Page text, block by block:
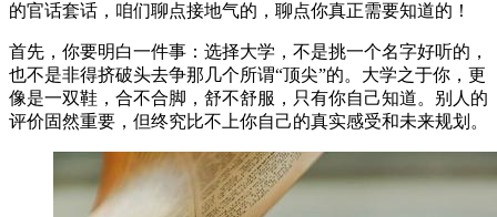
的官话套话，咱们聊点接地气的，聊点你真正需要知道的！
首先，你要明白一件事：选择大学，不是挑一个名字好听的，
也不是非得挤破头去争那几个所谓“顶尖”的。大学之于你，更
像是一双鞋，合不合脚，舒不舒服，只有你自己知道。别人的
评价固然重要，但终究比不上你自己的真实感受和未来规划。